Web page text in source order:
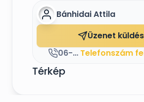
Bánhidai Attila
Üzenet küldés
06-20-9853-172, 06 20 222-5302 Telefonszám
Térkép